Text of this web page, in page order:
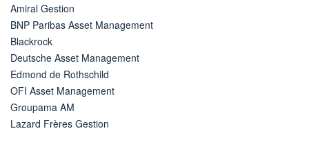
Amiral Gestion
BNP Paribas Asset Management
Blackrock
Deutsche Asset Management
Edmond de Rothschild
OFI Asset Management
Groupama AM
Lazard Frères Gestion